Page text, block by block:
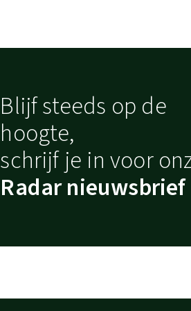
Blijf steeds op de
hoogte,
schrijf je in voor
Radar nieuwsbrief